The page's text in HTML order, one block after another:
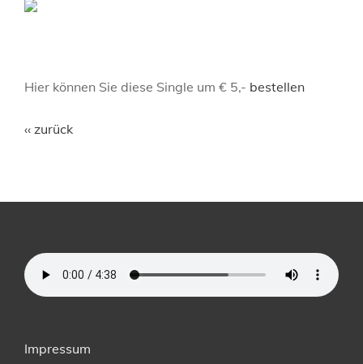
Hier können Sie diese Single um € 5,- bestellen
‹‹ zurück
Impressum